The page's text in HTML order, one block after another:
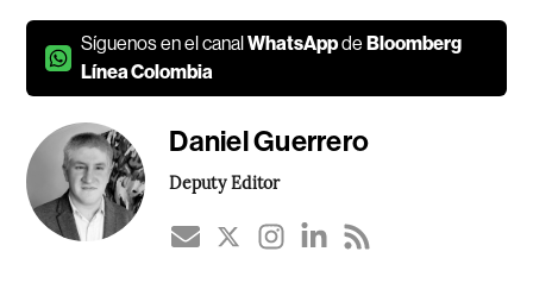
Síguenos en el canalWhatsAppdeBloomberg
Línea Colombia
Daniel Guerrero
Deputy Editor